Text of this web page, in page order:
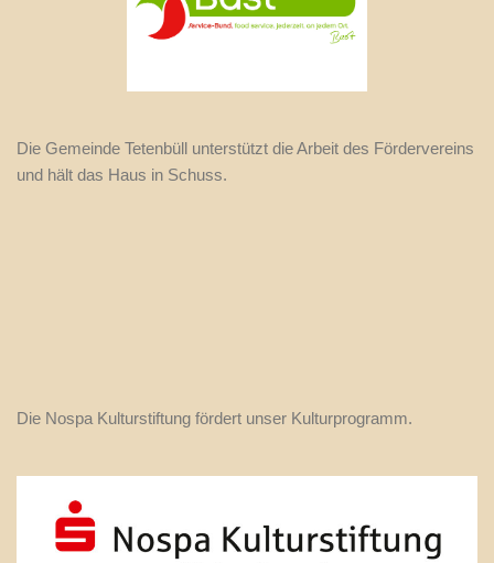
Die Gemeinde Tetenbüll unterstützt die Arbeit des Fördervereins
und hält das Haus in Schuss.
Die Nospa Kulturstiftung fördert unser Kulturprogramm.